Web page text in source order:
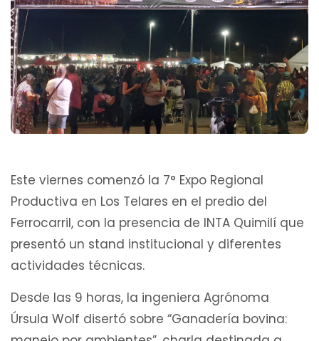
Este viernes comenzó la 7° Expo Regional
Productiva en Los Telares en el predio del
Ferrocarril, con la presencia de INTA Quimilí que
presentó un stand institucional y diferentes
actividades técnicas.
Desde las 9 horas, la ingeniera Agrónoma
Úrsula Wolf disertó sobre “Ganadería bovina: